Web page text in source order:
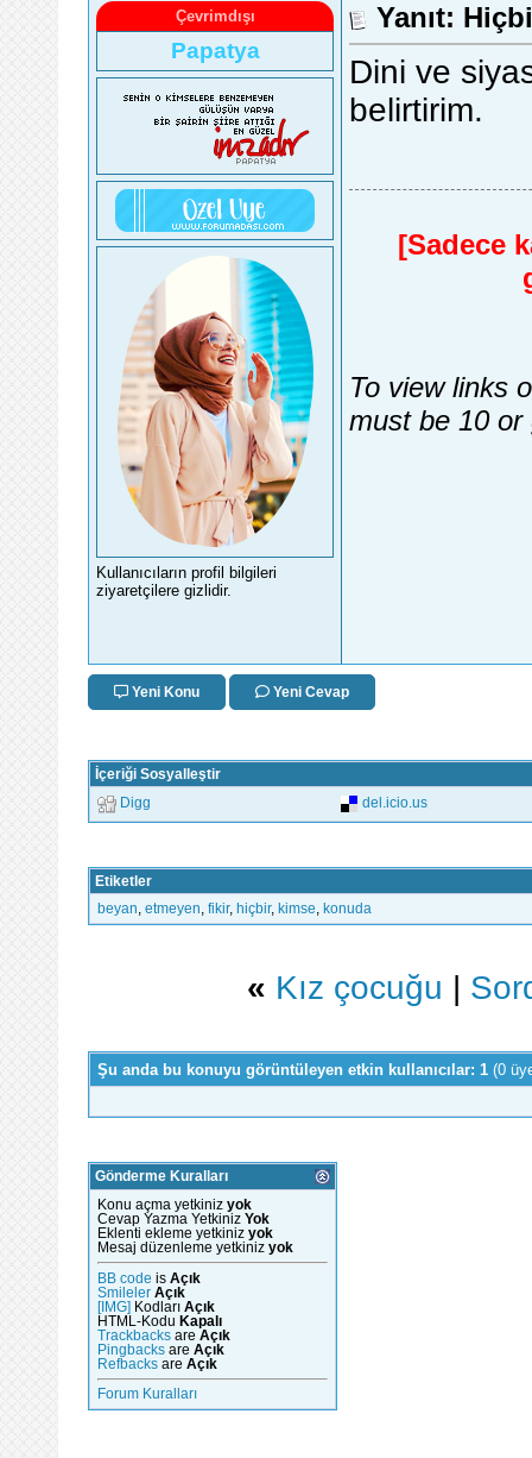
Çevrimdışı
Papatya
Kullanıcıların profil bilgileri
ziyaretçilere gizlidir.
Yanıt:
Dini ve
belirtirim.
[Sadece
To view links
must be 10 or
Yeni Konu Yeni Cevap
İçeriği Sosyalleştir
Digg del.icio.us
Etiketler
beyan etmeyen fikir, hiçbir, kimse konuda
« Kız çocuğu |
Şu anda bu konuyu görüntüleyen etkin kullanıcılar: 1 (0
Gönderme Kuralları
Konu açma yetkiniz yok
Cevap Yazma Yetkiniz Yok
Eklenti ekleme yetkiniz yok
Mesaj düzenleme yetkiniz yok
BB code is Açık
Smileler Açık
[IMG] Kodları Açık
HTML-Kodu Kapalı
Trackbacks are Açık
Pingbacks are Açık
Refbacks are Açık
Forum Kuralları